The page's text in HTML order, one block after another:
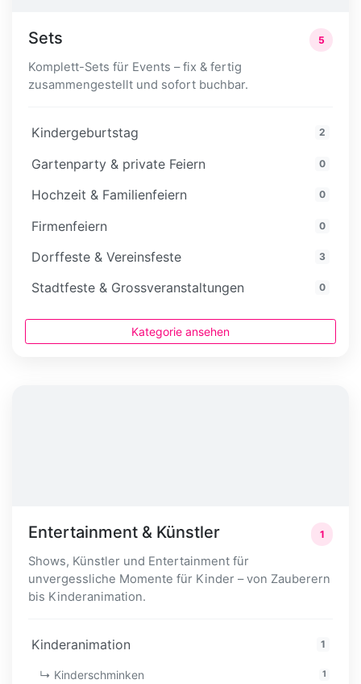
Sets 5
Komplett-Sets für Events – fix & fertig
zusammengestellt und sofort buchbar.
Kindergeburtstag 2
Gartenparty & private Feiern 0
Hochzeit & Familienfeiern 0
Firmenfeiern 0
Dorffeste & Vereinsfeste 3
Stadtfeste & Grossveranstaltungen 0
Kategorie ansehen
Entertainment & Künstler 1
Shows, Künstler und Entertainment für
unvergessliche Momente für Kinder – von Zauberern
bis Kinderanimation.
Kinderanimation 1
↳ Kinderschminken 1